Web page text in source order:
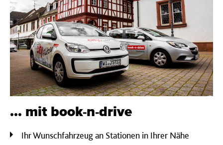
... mit book-n-drive
Ihr Wunschfahrzeug an Stationen in Ihrer Nähe